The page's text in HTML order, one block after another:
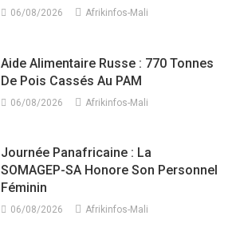
06/08/2026 Afrikinfos-Mali
Aide Alimentaire Russe : 770 Tonnes
De Pois Cassés Au PAM
06/08/2026 Afrikinfos-Mali
Journée Panafricaine : La
SOMAGEP-SA Honore Son Personnel
Féminin
06/08/2026 Afrikinfos-Mali